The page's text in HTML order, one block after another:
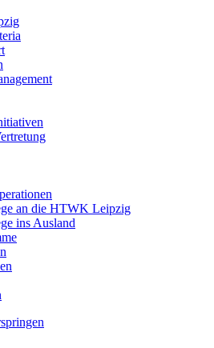
an die HTWK Leipzig
ins Ausland